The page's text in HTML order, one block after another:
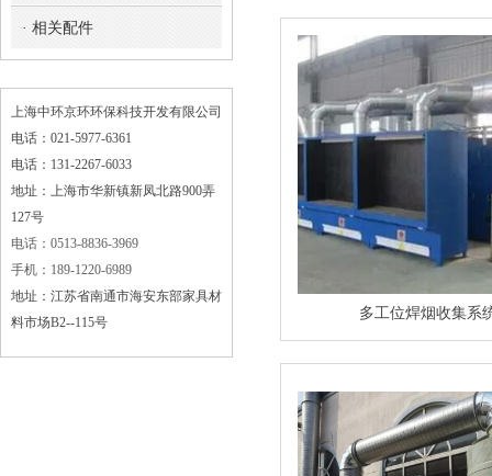
· 相关配件
多工位焊烟收集系
上海中环京环环保科技开发有限公司
电话：021-5977-6361
电话：131-2267-6033
地址：上海市华新镇新凤北路900弄
127号
电话：0513-8836-3969
手机：189-1220-6989
地址：江苏省南通市海安东部家具材
料市场B2--115号